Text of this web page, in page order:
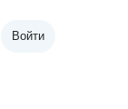
Войти